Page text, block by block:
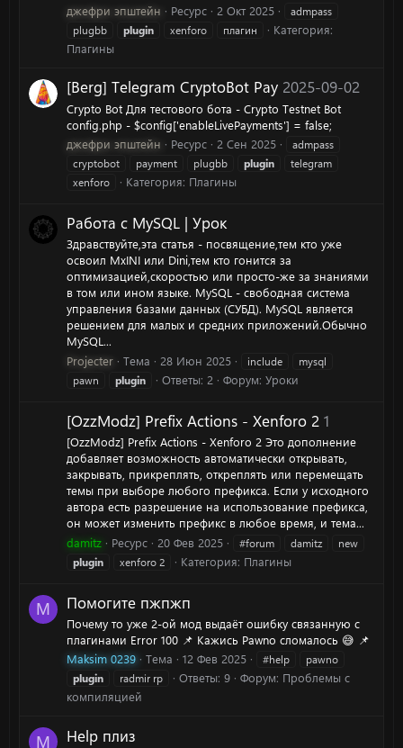
джефри эпштейн
Ресурс 2 Окт 2025
admpass
plugbb
plugin xenforo плагин
Категория:
Плагины
[Berg] Telegram CryptoBot Pay 2025-09-02
Crypto Bot Для тестового бота - Crypto Testnet Bot
config.php - $config['enableLivePayments'] = false;
джефри эпштейн
Ресурс 2 Сен 2025
admpass
cryptobot
payment plugbb plugin
telegram
xenforo
Категория: Плагины
Работа с MySQL | Урок
Здравствуйте,эта статья - посвящение,тем кто уже
освоил MxINI или Dini,тем кто гонится за
оптимизацией,скоростью или просто-же за знаниями
в том или ином языке. MySQL - свободная система
управления базами данных (СУБД). MySQL является
решением для малых и средних приложений.Обычно
MySQL...
Projecter
Тема 28 Июн 2025 include
mysql
pawn
plugin Ответы: 2 Форум: Уроки
[OzzModz] Prefix Actions - Xenforo 2 1
[OzzModz] Prefix Actions - Xenforo 2 Это дополнение
добавляет возможность автоматически открывать,
закрывать, прикреплять, откреплять или перемещать
темы при выборе любого префикса. Если у исходного
автора есть разрешение на использование префикса,
он может изменить префикс в любое время, и тема...
damitz
Ресурс 20 Фев 2025 #forum damitz
new
plugin
xenforo 2 Категория: Плагины
M Помогите пжпжп
Почему то уже 2-ой мод выдаёт ошибку связанную с
плагинами Error 100 📌 Кажись Pawno сломалось 😅 📌
Maksim 0239
Тема 12 Фев 2025 #help
pawno
plugin
radmir rp Ответы: 9 Форум: Проблемы с
компиляцией
M Help плиз